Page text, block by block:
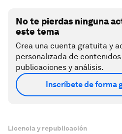
No te pierdas ninguna
este tema
Crea una cuenta gratuita y
personalizada de
publicaciones y análisis.
Inscríbete de forma
Licencia y republicación